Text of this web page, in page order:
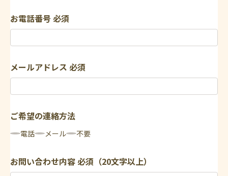
お電話番号必須
メールアドレス 必須
ご希望の連絡方法
電話 メール 不要
お問い合わせ内容必須（20文字以上）